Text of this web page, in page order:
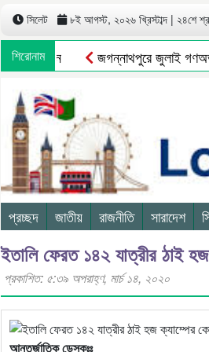
সিলেট ৮ই আগস্ট, ২০২৬ খ্রিস্টাব্দ | ২৪শে
শিরোনাম জগন্নাথপুরে জুলাই
প্রচ্ছদ জাতীয় রাজনীতি সারাদেশ
ইতালি ফেরত ১৪২ যাত্রীর ঠাই হজ
প্রকাশিত: ৫:৩৯ অপরাহ্ণ, মার্চ ১৪, ২০২০
আন্তর্জাতিক ডেস্কঃঃ